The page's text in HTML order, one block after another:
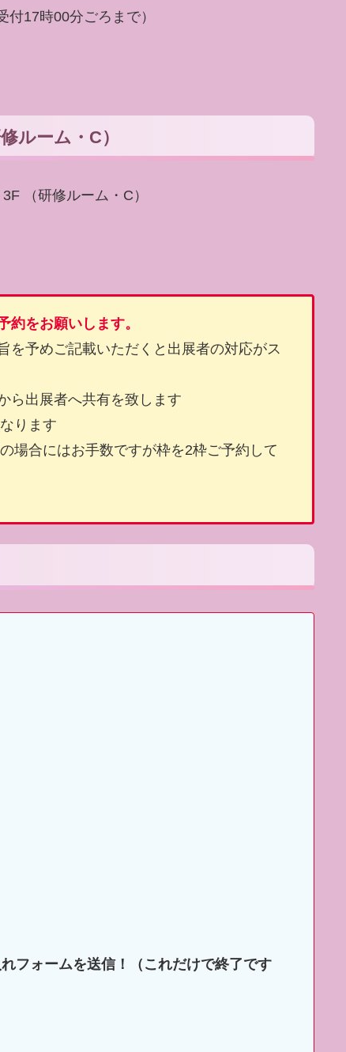
17時00分ごろまで）
ルーム・C）
（研修ルーム・C）
約をお願いします。
予めご記載いただくと出展者の対応がス
ら出展者へ共有を致します
ります
場合にはお手数ですが枠を2枠ご予約して
フォームを送信！（これだけで終了です